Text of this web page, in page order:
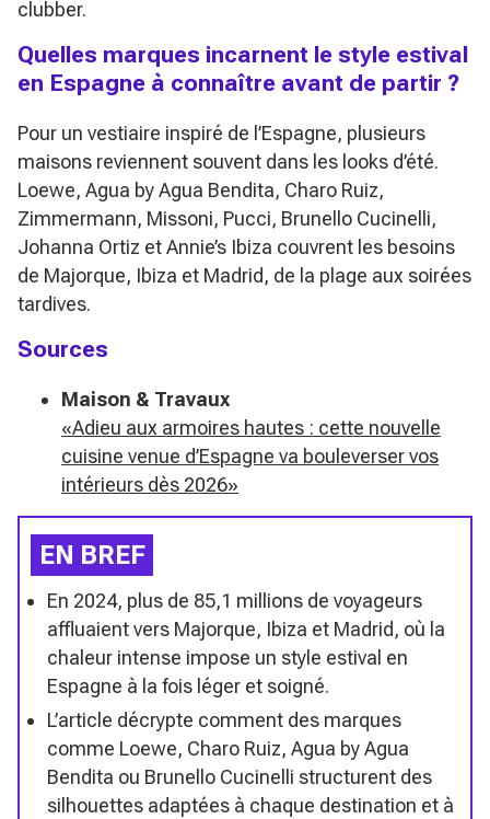
clubber.
Quelles marques incarnent le style estival
en Espagne à connaître avant de partir ?
Pour un vestiaire inspiré de l’Espagne, plusieurs
maisons reviennent souvent dans les looks d’été.
Loewe, Agua by Agua Bendita, Charo Ruiz,
Zimmermann, Missoni, Pucci, Brunello Cucinelli,
Johanna Ortiz et Annie’s Ibiza couvrent les besoins
de Majorque, Ibiza et Madrid, de la plage aux soirées
tardives.
Sources
Maison & Travaux
«Adieu aux armoires hautes : cette nouvelle
cuisine venue d’Espagne va bouleverser vos
intérieurs dès 2026»
EN BREF
En 2024, plus de 85,1 millions de voyageurs
affluaient vers Majorque, Ibiza et Madrid, où la
chaleur intense impose un style estival en
Espagne à la fois léger et soigné.
L’article décrypte comment des marques
comme Loewe, Charo Ruiz, Agua by Agua
Bendita ou Brunello Cucinelli structurent des
silhouettes adaptées à chaque destination et à